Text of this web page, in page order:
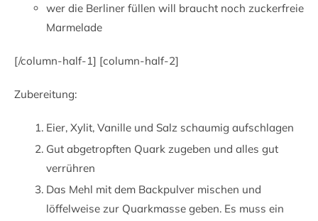
wer die Berliner füllen will braucht noch zuckerfreie
Marmelade
[/column-half-1] [column-half-2]
Zubereitung:
Eier, Xylit, Vanille und Salz schaumig aufschlagen
Gut abgetropften Quark zugeben und alles gut
verrühren
Das Mehl mit dem Backpulver mischen und
löffelweise zur Quarkmasse geben. Es muss ein